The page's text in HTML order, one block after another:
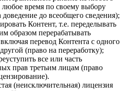
любое время по своему выбору
доведение до всеобщего сведения);
Контент, т.е. переделывать
образом перерабатывать
перевод Контента с одного
(право на переработку);
все или часть
прав третьим лицам (право
(неисключительная) лицензия